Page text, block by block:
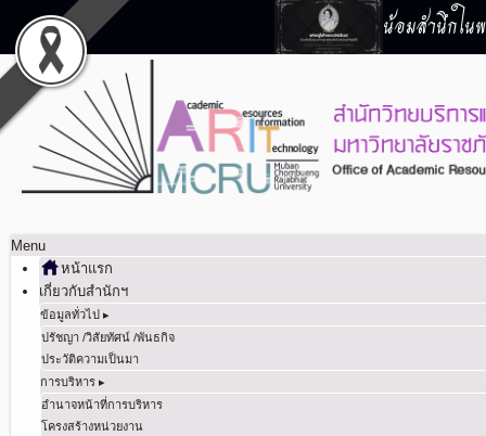
น้อมสำนึกใน
Menu
หน้าแรก
เกี่ยวกับสำนักฯ
ข้อมูลทั่วไป ▸
ปรัชญา /วิสัยทัศน์ /พันธกิจ
ประวัติความเป็นมา
การบริหาร ▸
อำนาจหน้าที่การบริหาร
โครงสร้างหน่วยงาน